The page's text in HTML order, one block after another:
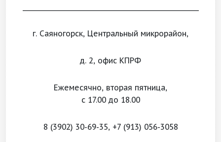
г. Саяногорск, Центральный микрорайон,
д. 2, офис КПРФ
Ежемесячно, вторая пятница,
с 17.00 до 18.00
8 (3902) 30-69-35, +7 (913) 056-3058